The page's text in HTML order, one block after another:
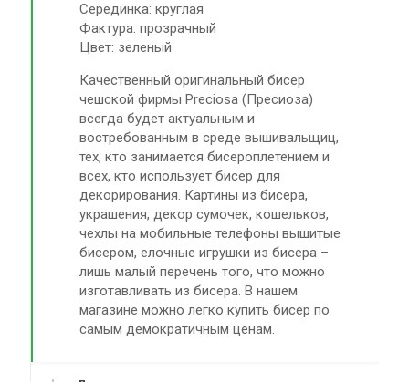
Серединка: круглая
Фактура: прозрачный
Цвет: зеленый
Качественный оригинальный бисер
чешской фирмы Preciosa (Пресиоза)
всегда будет актуальным и
востребованным в среде вышивальщиц,
тех, кто занимается бисероплетением и
всех, кто использует бисер для
декорирования. Картины из бисера,
украшения, декор сумочек, кошельков,
чехлы на мобильные телефоны вышитые
бисером, елочные игрушки из бисера –
лишь малый перечень того, что можно
изготавливать из бисера. В нашем
магазине можно легко купить бисер по
самым демократичным ценам.